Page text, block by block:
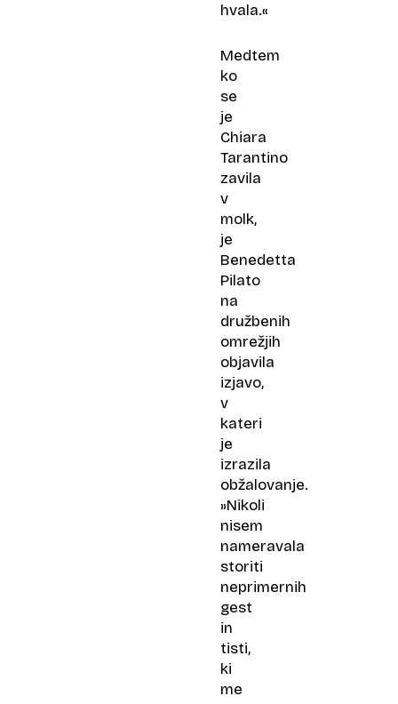
hvala.«
Medtem
ko
se
je
Chiara
Tarantino
zavila
v
molk,
je
Benedetta
Pilato
na
družbenih
omrežjih
objavila
izjavo,
v
kateri
je
izrazila
obžalovanje.
»Nikoli
nisem
nameravala
storiti
neprimernih
gest
in
tisti,
ki
me